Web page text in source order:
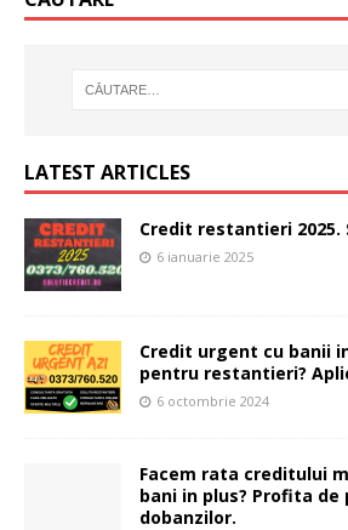
LATEST ARTICLES
Credit restantieri 2025.
6 ianuarie 2025
Credit urgent cu banii
pentru restantieri?
6 octombrie 2024
Facem rata creditului
bani in plus? Profita de
dobanzilor.